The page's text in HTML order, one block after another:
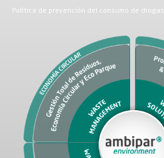
Política de prevención del consumo de drogas